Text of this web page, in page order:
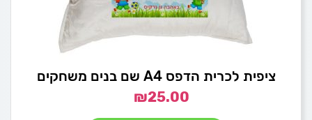
ציפית לכרית הדפס A4 שם בנים משחקים
₪25.00